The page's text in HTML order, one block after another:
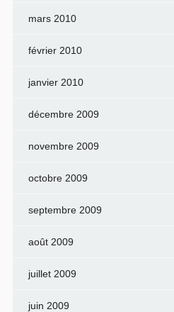
mars 2010
février 2010
janvier 2010
décembre 2009
novembre 2009
octobre 2009
septembre 2009
août 2009
juillet 2009
juin 2009